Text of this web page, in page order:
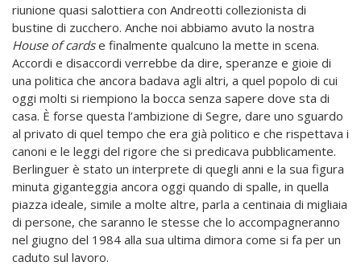
riunione quasi salottiera con Andreotti collezionista di
bustine di zucchero. Anche noi abbiamo avuto la nostra
House of cardse finalmente qualcuno la mette in scena.
Accordi e disaccordi verrebbe da dire, speranze e gioie di
una politica che ancora badava agli altri, a quel popolo di cui
oggi molti si riempiono la bocca senza sapere dove sta di
casa. È forse questa l’ambizione di Segre, dare uno sguardo
al privato di quel tempo che era già politico e che rispettava i
canoni e le leggi del rigore che si predicava pubblicamente.
Berlinguer è stato un interprete di quegli anni e la sua figura
minuta giganteggia ancora oggi quando di spalle, in quella
piazza ideale, simile a molte altre, parla a centinaia di migliaia
di persone, che saranno le stesse che lo accompagneranno
nel giugno del 1984 alla sua ultima dimora come si fa per un
caduto sul lavoro.